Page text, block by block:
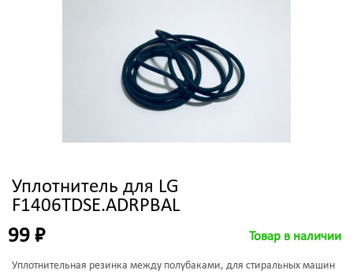
Уплотнитель для LG
F1406TDSE.ADRPBAL
99 ₽ Товар в наличии
Уплотнительная резинка между полубаками, для стиральных машин